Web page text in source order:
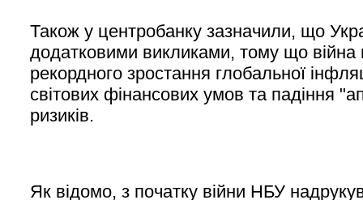
Також у центробанку зазначили, що
додатковими викликами, тому що війна
рекордного зростання глобальної
світових фінансових умов та падіння
ризиків.
Як відомо, з початку війни НБУ